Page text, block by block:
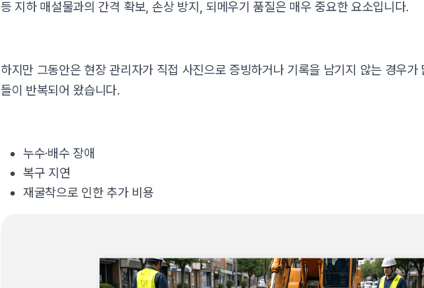
등 지하 매설물과의 간격 확보, 손상 방지, 되메우기 품질은 매우 중요한 요소입니다.
하지만 그동안은 현장 관리자가 직접 사진으로 증빙하거나 기록을 남기지 않는 경우가
들이 반복되어 왔습니다.
누수·배수 장애
복구 지연
재굴착으로 인한 추가 비용